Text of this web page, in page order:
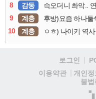
8
감동 슥오더니 촤악.. 연기
9
계층 후방)요즘 하나
10
계층 ㅇㅎ) 나이키 역
로그인
이용약관
개인정
불법